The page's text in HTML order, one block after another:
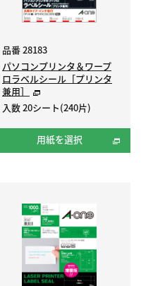
品番 28183
パソコンプリンタ＆ワープ
ロラベルシール［プリンタ
兼用］
入数 20シート(240片)
用紙を選択